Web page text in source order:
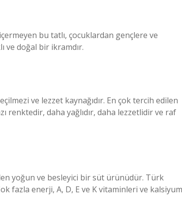
bu tatlı, çocuklardan gençlere ve
ve doğal bir ikramdır.
ve lezzet kaynağıdır. En çok tercih edilen
renktedir, daha yağlıdır, daha lezzetlidir ve raf
yoğun ve besleyici bir süt ürünüdür. Türk
fazla enerji, A, D, E ve K vitaminleri ve kalsiyum